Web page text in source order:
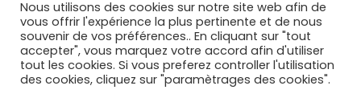
© 2021, Foodizz - Tartes du monde - 0563.734.801
All Rights Reserved.
Nous utilisons des cookies sur notre site web afin de
vous offrir l'expérience la plus pertinente et de nous
souvenir de vos préférences.. En cliquant sur "tout
accepter", vous marquez votre accord afin d'utiliser
tout les cookies. Si vous preferez controller l'utilisation
des cookies, cliquez sur "paramètrages des cookies".